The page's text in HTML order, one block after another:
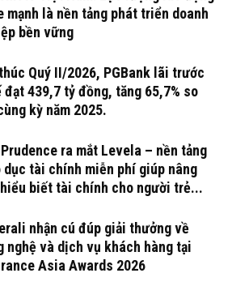
mạnh là nền tảng phát triển doanh
bền vững
Quý II/2026, PGBank lãi trước
đạt 439,7 tỷ đồng, tăng 65,7% so
kỳ năm 2025.
Prudence ra mắt Levela – nền tảng
dục tài chính miễn phí giúp nâng
biết tài chính cho người trẻ...
nhận cú đúp giải thưởng về
nghệ và dịch vụ khách hàng tại
Asia Awards 2026